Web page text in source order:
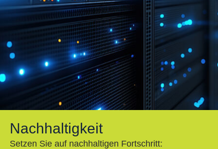
Nachhaltigkeit
Setzen Sie auf nachhaltigen Fortschritt: